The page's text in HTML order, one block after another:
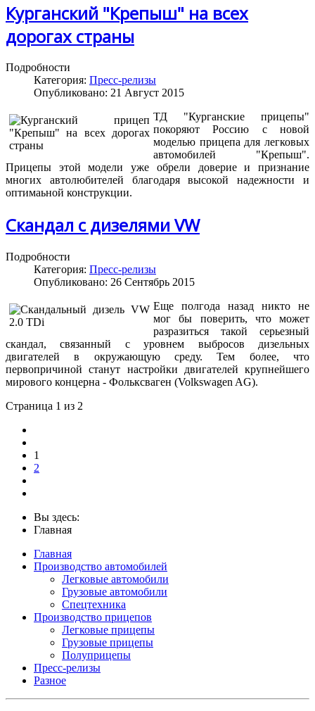
Курганский "Крепыш" на всех
дорогах страны
Подробности
Категория: Пресс-релизы
Опубликовано: 21 Август 2015
ТД "Курганские прицепы"
покоряют Россию с новой
моделью прицепа для легковых
автомобилей "Крепыш".
Прицепы этой модели уже обрели доверие и признание
многих автолюбителей благодаря высокой надежности и
оптимаьной конструкции.
Скандал с дизелями VW
Подробности
Категория: Пресс-релизы
Опубликовано: 26 Сентябрь 2015
Еще полгода назад никто не
мог бы поверить, что может
разразиться такой серьезный
скандал, связанный с уровнем выбросов дизельных
двигателей в окружающую среду. Тем более, что
первопричиной станут настройки двигателей крупнейшего
мирового концерна - Фольксваген (Volkswagen AG).
Страница 1 из 2
1
2
Вы здесь:
Главная
Главная
Производство автомобилей
Легковые автомобили
Грузовые автомобили
Спецтехника
Производство прицепов
Легковые прицепы
Грузовые прицепы
Полуприцепы
Пресс-релизы
Разное